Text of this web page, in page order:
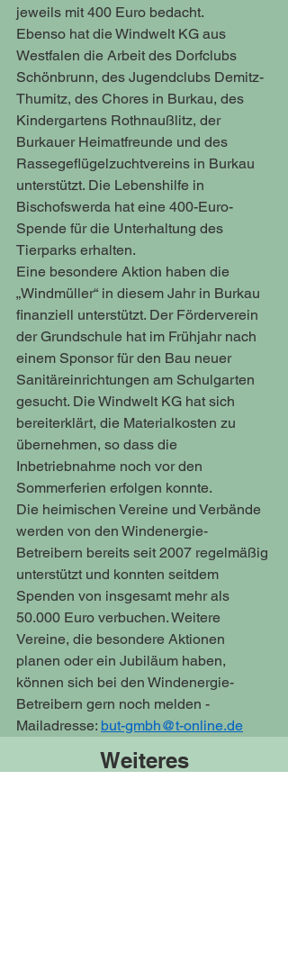
jeweils mit 400 Euro bedacht.
Ebenso hat die Windwelt KG aus
Westfalen die Arbeit des Dorfclubs
Schönbrunn, des Jugendclubs Demitz-
Thumitz, des Chores in Burkau, des
Kindergartens Rothnaußlitz, der
Burkauer Heimatfreunde und des
Rassegeflügelzuchtvereins in Burkau
unterstützt. Die Lebenshilfe in
Bischofswerda hat eine 400-Euro-
Spende für die Unterhaltung des
Tierparks erhalten.
Eine besondere Aktion haben die
„Windmüller“ in diesem Jahr in Burkau
finanziell unterstützt. Der Förderverein
der Grundschule hat im Frühjahr nach
einem Sponsor für den Bau neuer
Sanitäreinrichtungen am Schulgarten
gesucht. Die Windwelt KG hat sich
bereiterklärt, die Materialkosten zu
übernehmen, so dass die
Inbetriebnahme noch vor den
Sommerferien erfolgen konnte.
Die heimischen Vereine und Verbände
werden von den Windenergie-
Betreibern bereits seit 2007 regelmäßig
unterstützt und konnten seitdem
Spenden von insgesamt mehr als
50.000 Euro verbuchen. Weitere
Vereine, die besondere Aktionen
planen oder ein Jubiläum haben,
können sich bei den Windenergie-
Betreibern gern noch melden -
Mailadresse: but-gmbh@t-online.de
Weiteres